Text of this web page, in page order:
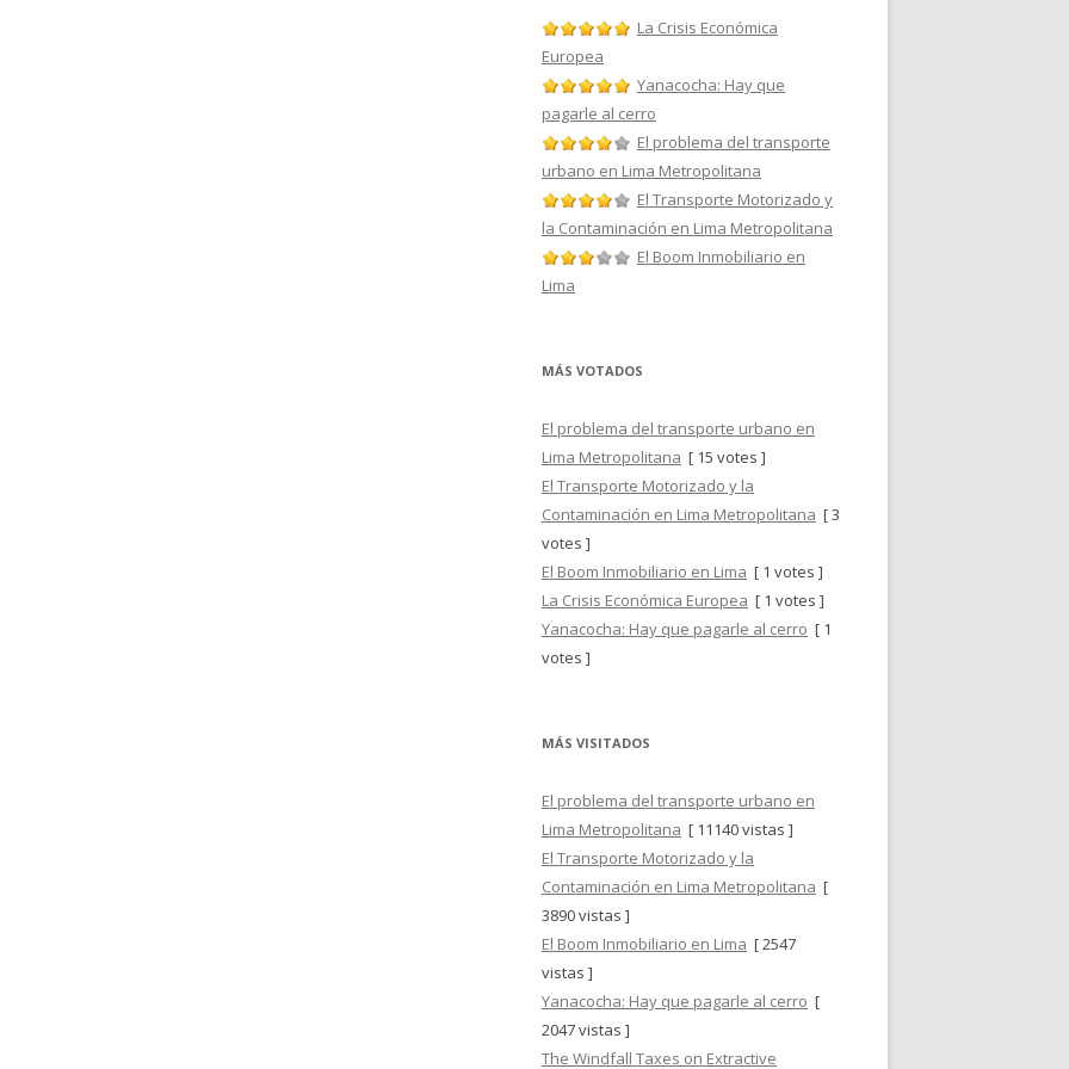
La Crisis Económica
Europea
Yanacocha: Hay que
pagarle al cerro
El problema del transporte
urbano en Lima Metropolitana
El Transporte Motorizado y
la Contaminación en Lima Metropolitana
El Boom Inmobiliario en
Lima
MÁS VOTADOS
El problema del transporte urbano en
Lima Metropolitana [ 15 votes ]
El Transporte Motorizado y la
Contaminación en Lima Metropolitana [ 3
votes ]
El Boom Inmobiliario en Lima [ 1 votes ]
La Crisis Económica Europea [ 1 votes ]
Yanacocha: Hay que pagarle al cerro [ 1
votes ]
MÁS VISITADOS
El problema del transporte urbano en
Lima Metropolitana [ 11140 vistas ]
El Transporte Motorizado y la
Contaminación en Lima Metropolitana [
3890 vistas ]
El Boom Inmobiliario en Lima [ 2547
vistas ]
Yanacocha: Hay que pagarle al cerro [
2047 vistas ]
The Windfall Taxes on Extractive